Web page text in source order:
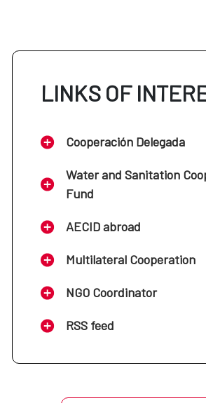
LINKS OF
Cooperación Delegada
Water and Sanitation
Fund
AECID abroad
Multilateral Cooperation
NGO Coordinator
RSS feed